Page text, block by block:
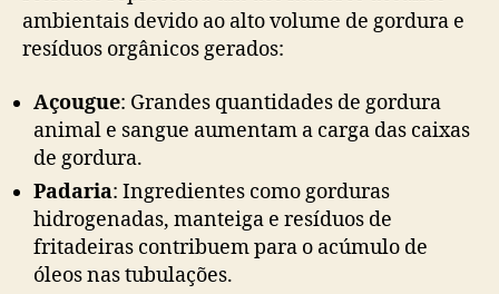
ambientais devido ao alto volume de gordura e
resíduos orgânicos gerados:
Açougue: Grandes quantidades de gordura
animal e sangue aumentam a carga das caixas
de gordura.
Padaria: Ingredientes como gorduras
hidrogenadas, manteiga e resíduos de
fritadeiras contribuem para o acúmulo de
óleos nas tubulações.